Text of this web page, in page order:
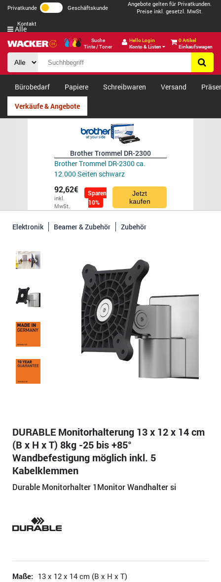
Privatkunde Geschäftskunde
Angebote gelten für Privatkunden.
Preise inkl. gesetzl. MwSt.
Kontakt
Suche
Tinte / Toner
Hello Login
Konto & Listen
0 Artikel
Einkaufswagen
Alle
Bürobedarf Papiere Schreibwaren Versand
Verkäufe & Angebote
Brother Trommel DR-2300
Brother Trommel DR-2300 ca.
12.000 Seiten schwarz
92,62€
inkl.
MwSt.
Sparen
10%
Jetzt
kaufen
Elektronik Beamer & Zubehör Zubehör
DURABLE Monitorhalterung 13 x 12 x 14 cm
(B x H x T) 8kg -25 bis +85°
Wandbefestigung möglich inkl. 5
Kabelklemmen
Durable Monitorhalter 1Monitor Wandhalter si
Maße: 13 x 12 x 14 cm (B x H x T)